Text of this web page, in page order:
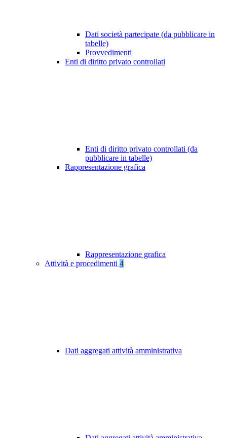
Dati società partecipate (da pubblicare in
tabelle)
Provvedimenti
Enti di diritto privato controllati
Enti di diritto privato controllati (da
pubblicare in tabelle)
Rappresentazione grafica
Rappresentazione grafica
Attività e procedimenti 4
Dati aggregati attività amministrativa